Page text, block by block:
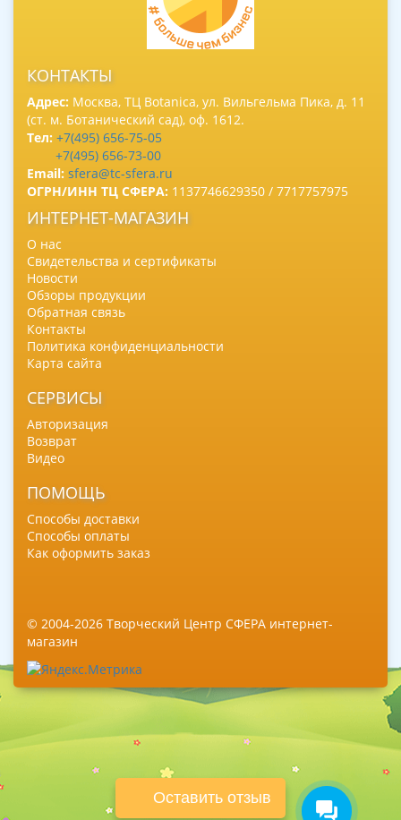
Оставить отзыв
КОНТАКТЫ
Адрес: Москва, ТЦ Botanica, ул. Вильгельма Пика, д. 11
(ст. м. Ботанический сад), оф. 1612.
Тел: +7(495) 656-75-05
+7(495) 656-73-00
Email: sfera@tc-sfera.ru
ОГРН/ИНН ТЦ СФЕРА: 1137746629350 / 7717757975
ИНТЕРНЕТ-МАГАЗИН
О нас
Свидетельства и сертификаты
Новости
Обзоры продукции
Обратная связь
Контакты
Политика конфиденциальности
Карта сайта
СЕРВИСЫ
Авторизация
Возврат
Видео
ПОМОЩЬ
Способы доставки
Способы оплаты
Как оформить заказ
© 2004-2026 Творческий Центр СФЕРА интернет-
магазин